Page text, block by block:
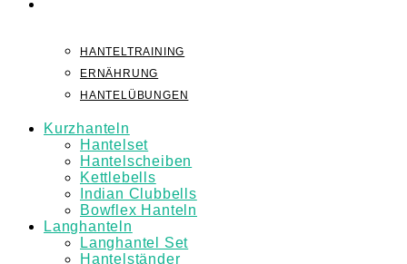
HANTELTRAINING
ERNÄHRUNG
HANTELÜBUNGEN
Kurzhanteln
Hantelset
Hantelscheiben
Kettlebells
Indian Clubbells
Bowflex Hanteln
Langhanteln
Langhantel Set
Hantelständer